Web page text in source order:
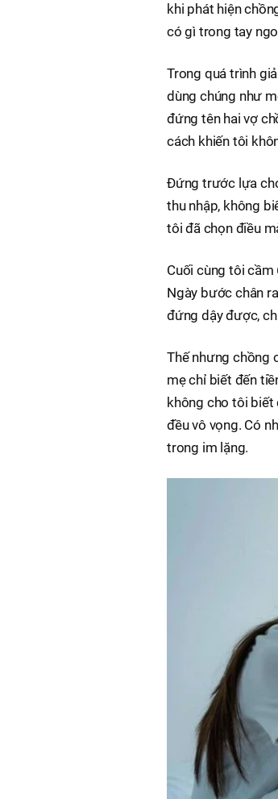
khi phát hiện
có gì trong tay
Trong quá trình
dùng chúng như
đứng tên hai vợ
cách khiến tôi
Đứng trước lựa
thu nhập, không
tôi đã chọn điều
Cuối cùng tôi cầm
Ngày bước chân
đứng dậy được,
Thế nhưng chồng
mẹ chỉ biết đến
không cho tôi biết
đều vô vọng. Có
trong im lặng.